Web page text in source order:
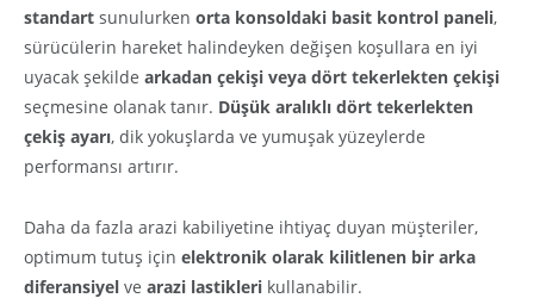
standart sunulurken orta konsoldaki basit kontrol paneli,
sürücülerin hareket halindeyken değişen koşullara en iyi
uyacak şekilde arkadan çekişi veya dört tekerlekten çekişi
seçmesine olanak tanır. Düşük aralıklı dört tekerlekten
çekiş ayarı, dik yokuşlarda ve yumuşak yüzeylerde
performansı artırır.
Daha da fazla arazi kabiliyetine ihtiyaç duyan müşteriler,
optimum tutuş için elektronik olarak kilitlenen bir arka
diferansiyel ve arazi lastikleri kullanabilir.